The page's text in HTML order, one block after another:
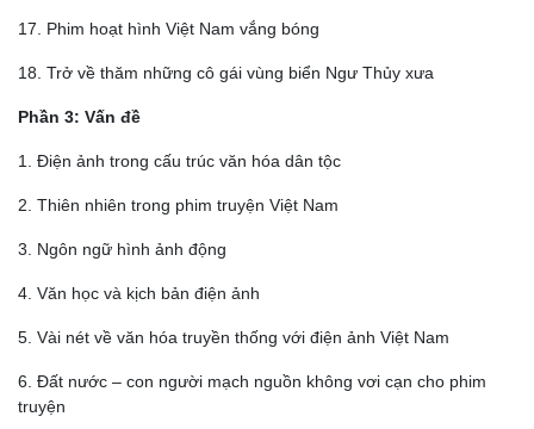
17. Phim hoạt hình Việt Nam vắng bóng
18. Trở về thăm những cô gái vùng biển Ngư Thủy xưa
Phần 3: Vấn đề
1. Điện ảnh trong cấu trúc văn hóa dân tộc
2. Thiên nhiên trong phim truyện Việt Nam
3. Ngôn ngữ hình ảnh động
4. Văn học và kịch bản điện ảnh
5. Vài nét về văn hóa truyền thống với điện ảnh Việt Nam
6. Đất nước – con người mạch nguồn không vơi cạn cho phim
truyện